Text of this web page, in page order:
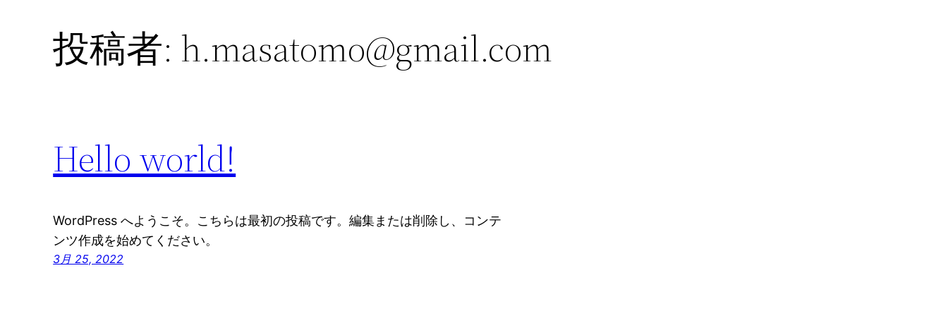
投稿者: h.masatomo@gmail.com
Hello world!
WordPress へようこそ。こちらは最初の投稿です。編集または削除し、コンテ
ンツ作成を始めてください。
3月 25, 2022